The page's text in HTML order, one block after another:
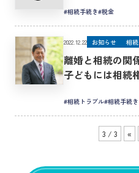
#相続手続き#税金
2022.12.22 お知らせ 相
離婚と相続の関
子どもには相続
#相続トラブル#相続手続き
3 / 3 «